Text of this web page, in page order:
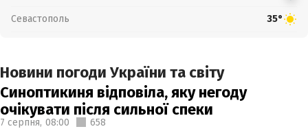
Севастополь 35°
Новини погоди України та світу
Синоптикиня відповіла, яку негоду
очікувати після сильної спеки
7 серпня, 08:00 658